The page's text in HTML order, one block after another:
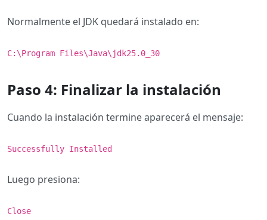
Normalmente el JDK quedará instalado en:
C:\Program Files\Java\jdk25.0_30
Paso 4: Finalizar la instalación
Cuando la instalación termine aparecerá el mensaje:
Successfully Installed
Luego presiona:
Close